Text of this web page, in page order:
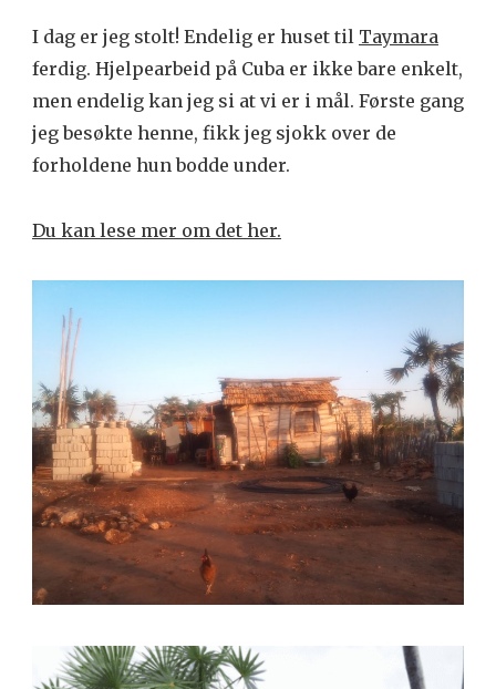
I dag er jeg stolt! Endelig er huset til Taymara
ferdig. Hjelpearbeid på Cuba er ikke bare enkelt,
men endelig kan jeg si at vi er i mål. Første gang
jeg besøkte henne, fikk jeg sjokk over de
forholdene hun bodde under.
Du kan lese mer om det her.